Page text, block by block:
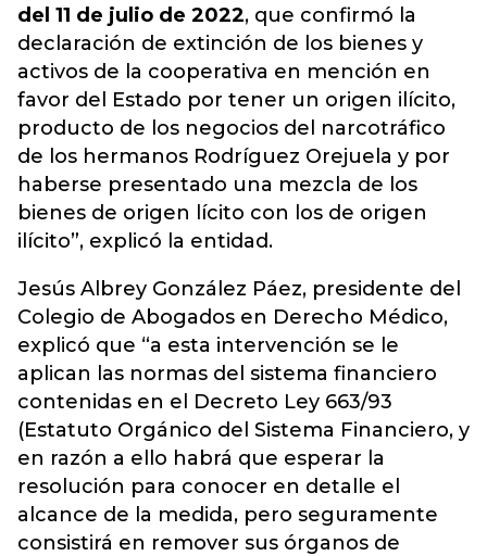
del 11 de julio de 2022, que confirmó la
declaración de extinción de los bienes y
activos de la cooperativa en mención en
favor del Estado por tener un origen ilícito,
producto de los negocios del narcotráfico
de los hermanos Rodríguez Orejuela y por
haberse presentado una mezcla de los
bienes de origen lícito con los de origen
ilícito”, explicó la entidad.
Jesús Albrey González Páez, presidente del
Colegio de Abogados en Derecho Médico,
explicó que “a esta intervención se le
aplican las normas del sistema financiero
contenidas en el Decreto Ley 663/93
(Estatuto Orgánico del Sistema Financiero, y
en razón a ello habrá que esperar la
resolución para conocer en detalle el
alcance de la medida, pero seguramente
consistirá en remover sus órganos de